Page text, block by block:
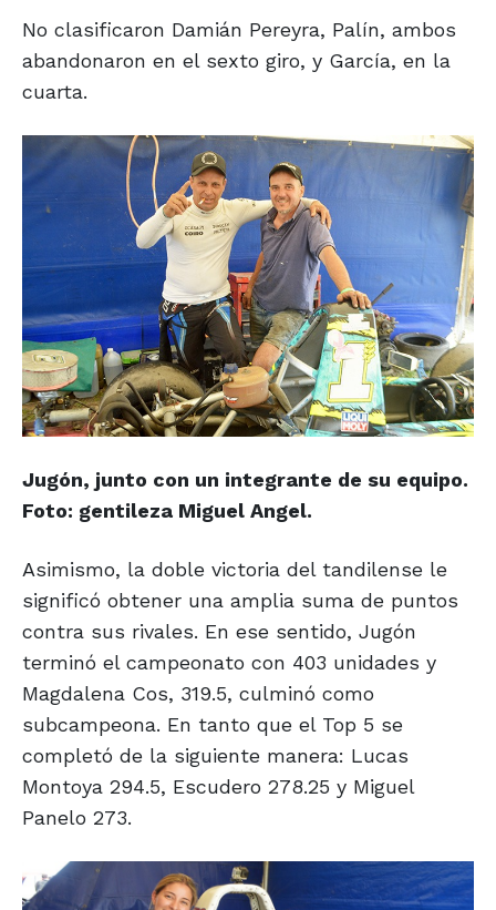
No clasificaron Damián Pereyra, Palín, ambos
abandonaron en el sexto giro, y García, en la
cuarta.
Jugón, junto con un integrante de su equipo.
Foto: gentileza Miguel Angel.
Asimismo, la doble victoria del tandilense le
significó obtener una amplia suma de puntos
contra sus rivales. En ese sentido, Jugón
terminó el campeonato con 403 unidades y
Magdalena Cos, 319.5, culminó como
subcampeona. En tanto que el Top 5 se
completó de la siguiente manera: Lucas
Montoya 294.5, Escudero 278.25 y Miguel
Panelo 273.